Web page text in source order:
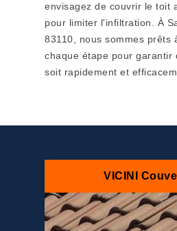
envisagez de couvrir le toit
pour limiter l'infiltration. À
83110, nous sommes prêts
chaque étape pour garantir
soit rapidement et
VICINI